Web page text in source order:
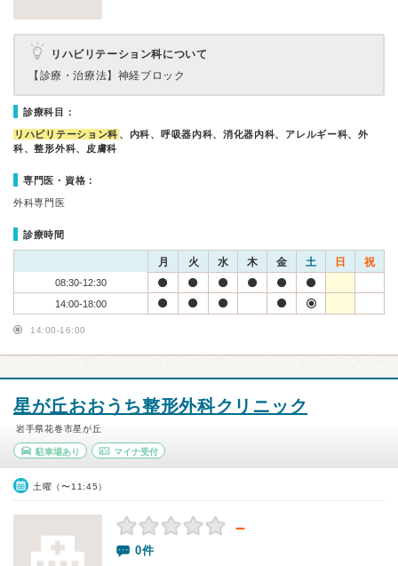
リハビリテーション科について
【診療・治療法】 神経ブロック
診療科目：
リハビリテーション科 、内科、呼吸器内科、消化器内科、アレルギー科、外
科、整形外科、皮膚科
専門医・資格：
外科専門医
診療時間
月 火 水 木 金 土 日 祝
08:30-12:30
14:00-18:00
14:00-16:00
星が丘おおうち整形外科クリニック
岩手県花巻市星が丘
駐車場あり マイナ受付
土曜（〜11:45）
－
0件